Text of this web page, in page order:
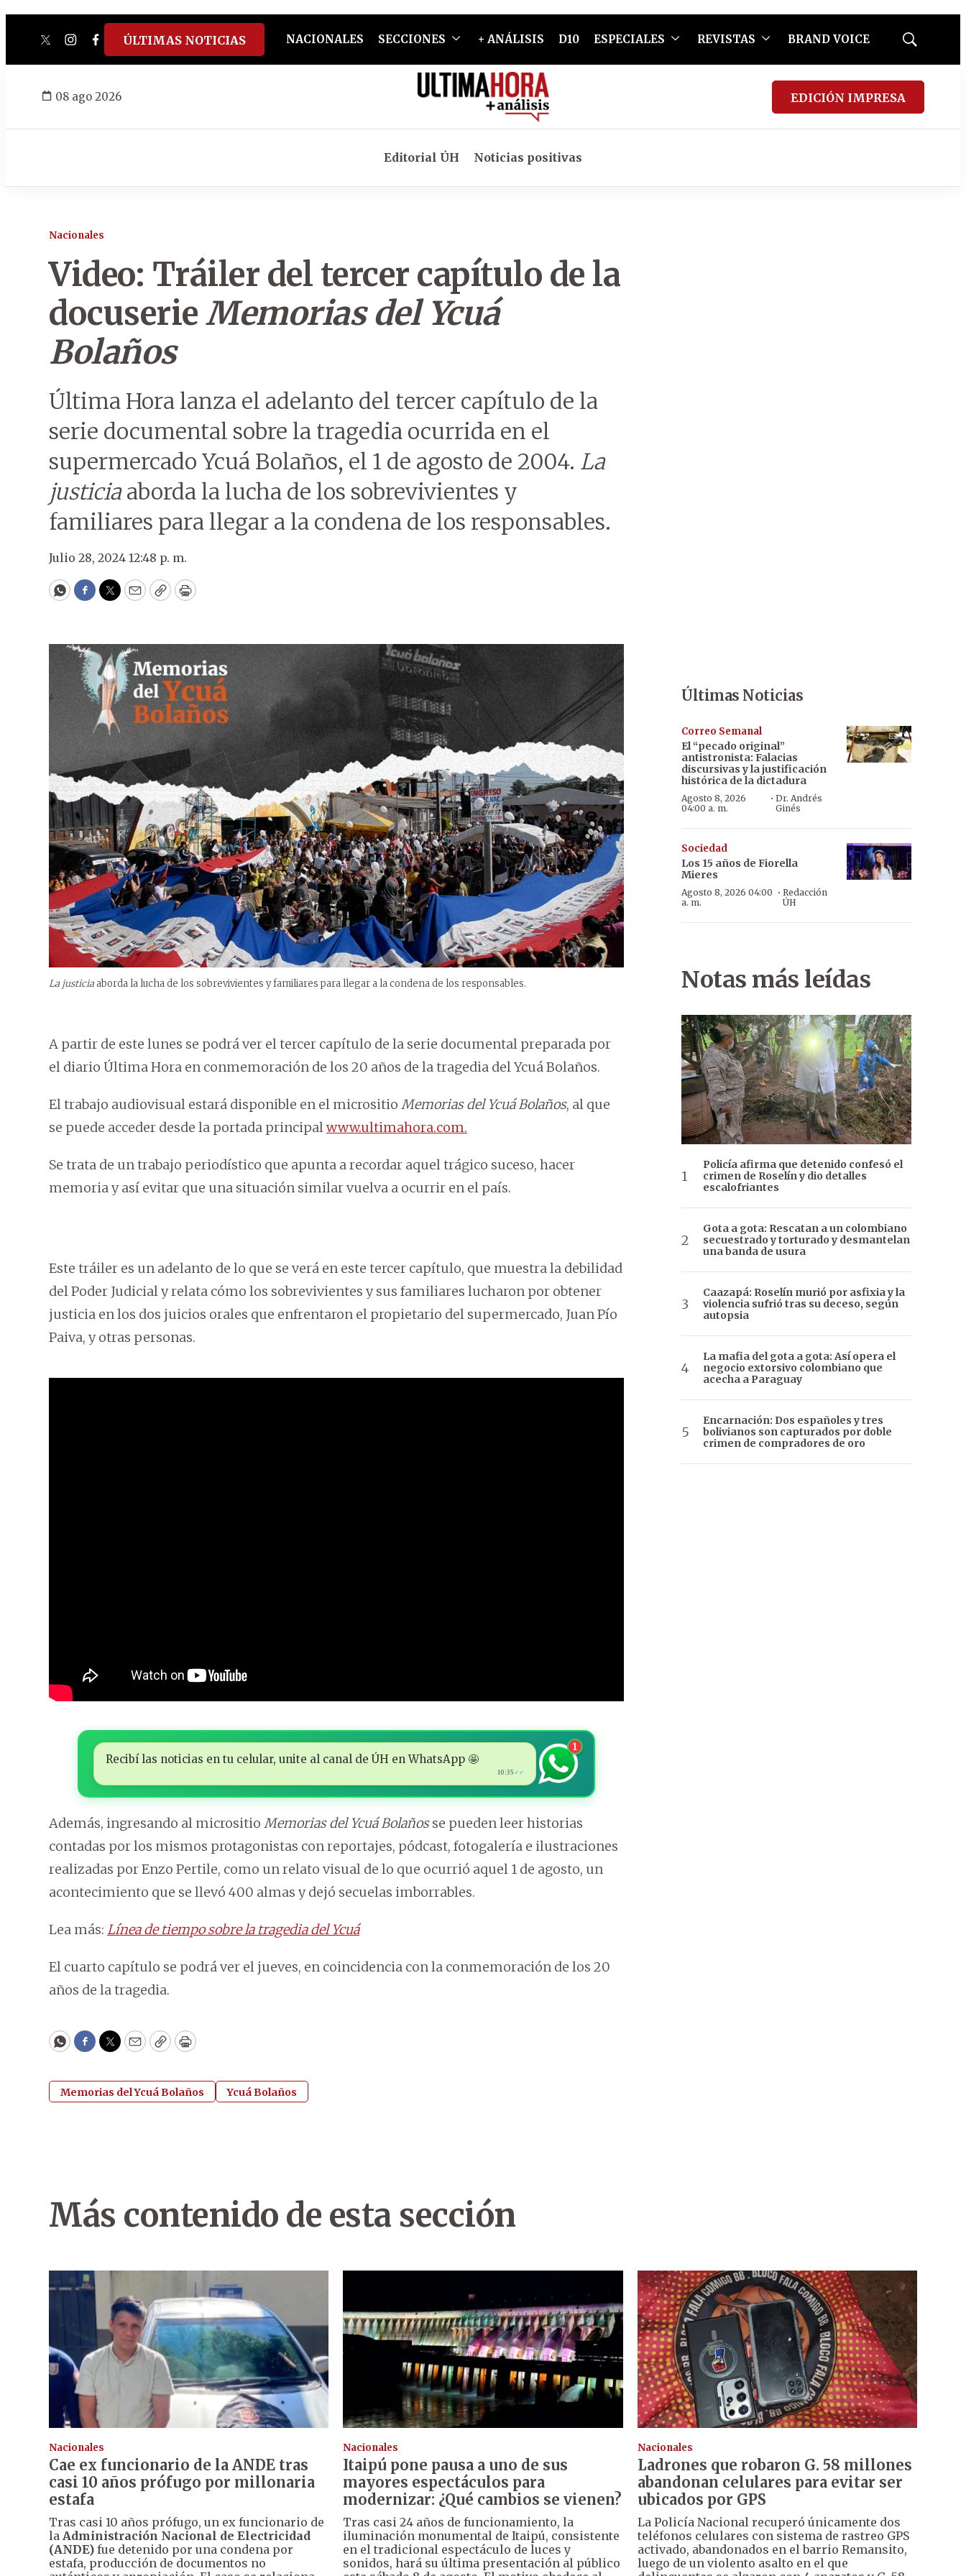
twitterinstagram
facebook
tiktokyoutube
spotify
ÚLTIMAS NOTICIAS NACIONALES SECCIONES + ANÁLISIS D10 ESPECIALES REVISTAS BRAND VOICE
Mostrar
08 ago 2026 EDICIÓN IMPRESA
Editorial ÚH Noticias positivas
Nacionales
Video: Tráiler del tercer capítulo de la
docuserieMemorias del Ycuá
Bolaños
Última Hora lanza el adelanto del tercer capítulo de la
serie documental sobre la tragedia ocurrida en el
supermercado Ycuá Bolaños, el 1 de agosto de 2004. La
justiciaaborda la lucha de los sobrevivientes y
familiares para llegar a la condena de los responsables.
Julio 28, 2024 12:48 p. m.
WhatsApp
Facebook
Twitter
EmailCopyPrint
La justiciaaborda la lucha de los sobrevivientes y familiares para llegar a la condena de los responsables.
A partir de este lunes se podrá ver el tercer capítulo de la serie documental preparada por
el diario Última Hora en conmemoración de los 20 años de la tragedia del Ycuá Bolaños.
El trabajo audiovisual estará disponible en el micrositio Memorias del Ycuá Bolaños, al que
se puede acceder desde la portada principalwww.ultimahora.com.
Se trata de un trabajo periodístico que apunta a recordar aquel trágico suceso, hacer
memoria y así evitar que una situación similar vuelva a ocurrir en el país.
Este tráiler es un adelanto de lo que se verá en este tercer capítulo, que muestra la debilidad
del Poder Judicial y relata cómo los sobrevivientes y sus familiares lucharon por obtener
justicia en los dos juicios orales que enfrentaron el propietario del supermercado, Juan Pío
Paiva, y otras personas.
Recibí las noticias en tu celular, unite al canal de ÚH en WhatsApp 🤩
10:35 ✓✓
1
Además, ingresando al micrositio Memorias del Ycuá Bolañosse pueden leer historias
contadas por los mismos protagonistas con reportajes, pódcast, fotogalería e ilustraciones
realizadas por Enzo Pertile, como un relato visual de lo que ocurrió aquel 1 de agosto, un
acontecimiento que se llevó 400 almas y dejó secuelas imborrables.
Lea más: Línea de tiempo sobre la tragedia del Ycuá
El cuarto capítulo se podrá ver el jueves, en coincidencia con la conmemoración de los 20
años de la tragedia.
WhatsApp
Facebook
Twitter
EmailCopyPrint
Memorias del Ycuá Bolaños Ycuá Bolaños
Últimas Noticias
Correo Semanal
El “pecado original”
antistronista: Falacias
discursivas y la justificación
histórica de la dictadura
Agosto 8, 2026
04:00 a. m.
·Dr. Andrés
Ginés
Sociedad
Los 15 años de Fiorella
Mieres
Agosto 8, 2026 04:00
a. m.
· Redacción
ÚH
Notas más leídas
Policía afirma que detenido confesó el
crimen de Roselín y dio detalles
escalofriantes
Gota a gota: Rescatan a un colombiano
secuestrado y torturado y desmantelan
una banda de usura
Caazapá: Roselín murió por asfixia y la
violencia sufrió tras su deceso, según
autopsia
La mafia del gota a gota: Así opera el
negocio extorsivo colombiano que
acecha a Paraguay
Encarnación: Dos españoles y tres
bolivianos son capturados por doble
crimen de compradores de oro
Más contenido de esta sección
Nacionales
Cae ex funcionario de la ANDE tras
casi 10 años prófugo por millonaria
estafa
Tras casi 10 años prófugo, un ex funcionario de
la Administración Nacional de Electricidad
(ANDE) fue detenido por una condena por
estafa, producción de documentos no
Nacionales
Itaipú pone pausa a uno de sus
mayores espectáculos para
modernizar: ¿Qué cambios se vienen?
Tras casi 24 años de funcionamiento, la
iluminación monumental de Itaipú, consistente
en el tradicional espectáculo de luces y
sonidos, hará su última presentación al público
Nacionales
Ladrones que robaron G. 58 millones
abandonan celulares para evitar ser
ubicados por GPS
La Policía Nacional recuperó únicamente dos
teléfonos celulares con sistema de rastreo GPS
activado, abandonados en el barrio Remansito,
luego de un violento asalto en el que